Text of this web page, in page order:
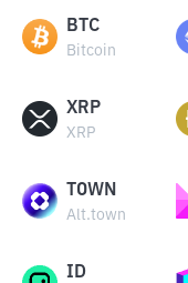
BTC
Bitcoin
XRP
XRP
TOWN
Alt.town
ID